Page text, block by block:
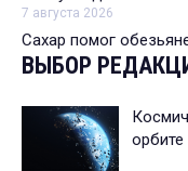
7 августа 2026
Сахар помог
ВЫБОР